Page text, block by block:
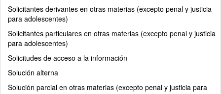
Solicitantes derivantes en otras materias (excepto penal y justicia
para adolescentes)
Solicitantes particulares en otras materias (excepto penal y justicia
para adolescentes)
Solicitudes de acceso a la información
Solución alterna
Solución parcial en otras materias (excepto penal y justicia para